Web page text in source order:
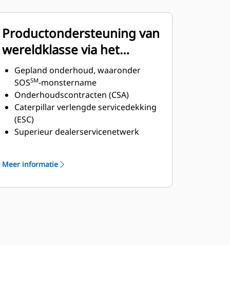
Productondersteuning van
wereldklasse via het
wereldwijde Cat
dealernetwerk
Gepland onderhoud, waaronder
SOSSM-monstername
Onderhoudscontracten (CSA)
Caterpillar verlengde servicedekking
(ESC)
Superieur dealerservicenetwerk
(ISD)-programma
Meer informatie